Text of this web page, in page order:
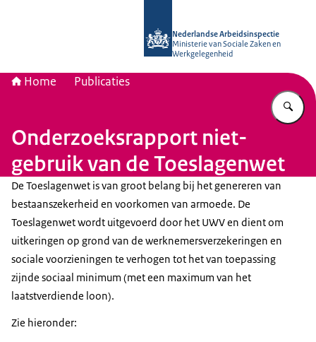
Nederlandse Arbeidsinspectie
Ministerie van Sociale Zaken en
Werkgelegenheid
Home Publicaties
Onderzoeksrapport niet-
gebruik van de Toeslagenwet
De Toeslagenwet is van groot belang bij het genereren van
bestaanszekerheid en voorkomen van armoede. De
Toeslagenwet wordt uitgevoerd door het UWV en dient om
uitkeringen op grond van de werknemersverzekeringen en
sociale voorzieningen te verhogen tot het van toepassing
zijnde sociaal minimum (met een maximum van het
laatstverdiende loon).
Zie hieronder: